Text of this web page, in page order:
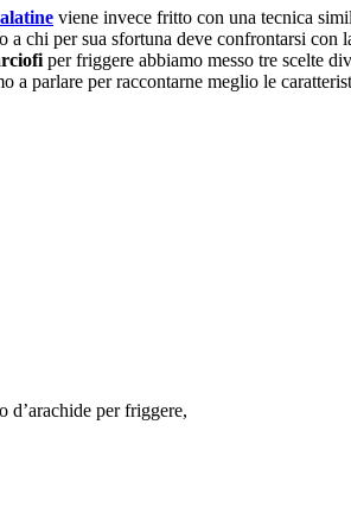
viene invece fritto con una tecnica
chi per sua sfortuna deve confrontarsi con
per friggere abbiamo messo tre scelte
a parlare per raccontarne meglio le
per friggere,